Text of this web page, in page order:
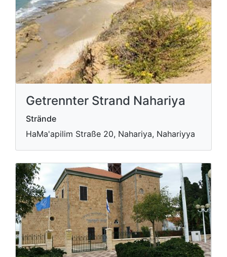
Getrennter Strand Nahariya
Strände
HaMa'apilim Straße 20, Nahariya, Nahariyya